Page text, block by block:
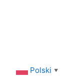
Polski ▼